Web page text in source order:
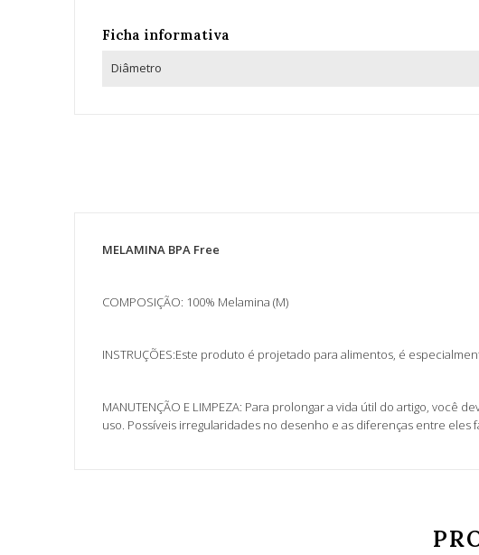
Ficha informativa
Diâmetro
MELAMINA BPA Free
COMPOSIÇÃO: 100% Melamina (M)
INSTRUÇÕES:Este produto é projetado para alimentos, é
MANUTENÇÃO E LIMPEZA: Para prolongar a vida útil do artigo,
uso. Possíveis irregularidades no desenho e as diferenças entre